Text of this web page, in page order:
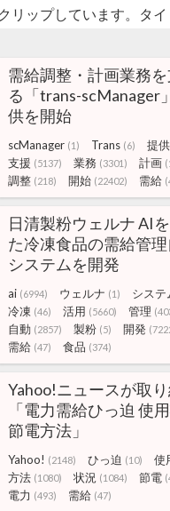
リップしています。タ
需給調整・計画業務
る「trans-scManager
供を開始
scManager (1) Trans (6) 提供
支援 (5137) 業務 (3301) 計画
調整 (218) 開始 (22402) 需給
日清製粉ウェルナ AI
た冷凍食品の需給管
システムを開発
ai (6994) ウェルナ (1) システ
冷凍 (46) 活用 (5660) 管理
自動 (2857) 製粉 (5) 開発
需給 (47) 食品 (374)
Yahoo!ニュースが取
「電力需給ひっ迫 使
節電方法」
Yahoo! (2148) ひっ迫 (10) 使
方法 (1080) 状況 (1084) 節電
電力 (493) 需給 (47)